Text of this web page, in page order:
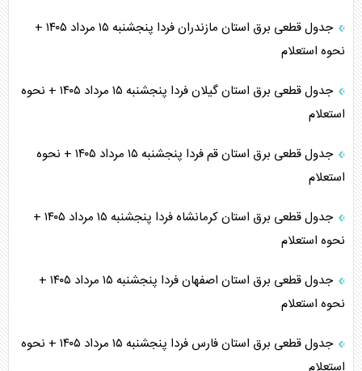
جدول قطعی برق استان مازندران فردا پنجشنبه ۱۵ مرداد ۱۴۰۵ +
نحوه استعلام
جدول قطعی برق استان گیلان فردا پنجشنبه ۱۵ مرداد ۱۴۰۵ + نحوه
استعلام
جدول قطعی برق استان قم فردا پنجشنبه ۱۵ مرداد ۱۴۰۵ + نحوه
استعلام
جدول قطعی برق استان کرمانشاه فردا پنجشنبه ۱۵ مرداد ۱۴۰۵ +
نحوه استعلام
جدول قطعی برق استان اصفهان فردا پنجشنبه ۱۵ مرداد ۱۴۰۵ +
نحوه استعلام
جدول قطعی برق استان فارس فردا پنجشنبه ۱۵ مرداد ۱۴۰۵ + نحوه